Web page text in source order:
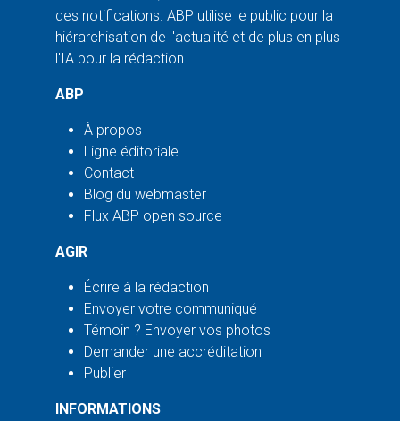
des notifications. ABP utilise le public pour la
hiérarchisation de l'actualité et de plus en plus
l'IA pour la rédaction.
ABP
À propos
Ligne éditoriale
Contact
Blog du webmaster
Flux ABP open source
AGIR
Écrire à la rédaction
Envoyer votre communiqué
Témoin ? Envoyer vos photos
Demander une accréditation
Publier
INFORMATIONS